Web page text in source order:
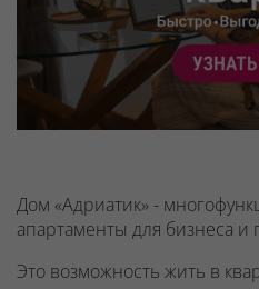
Дом «Адриатик» -
апартаменты для бизнеса
Это возможность жить в